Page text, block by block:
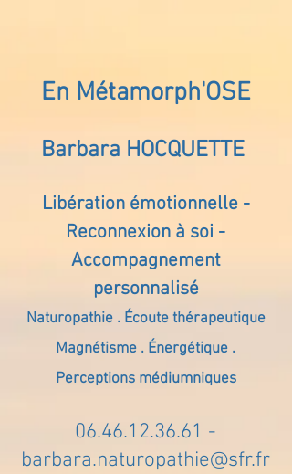
En Métamorph'OSE
Barbara HOCQUETTE
Libération émotionnelle -
Reconnexion à soi -
Accompagnement
personnalisé
Naturopathie . Écoute thérapeutique
Magnétisme . Énergétique .
Perceptions médiumniques
06.46.12.36.61 -
barbara.naturopathie@sfr.fr